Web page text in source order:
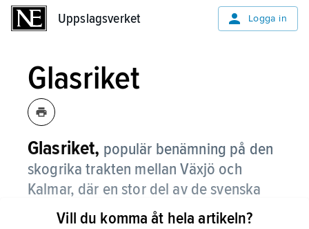
Uppslagsverket Logga in
Glasriket
Glasriket, populär benämning på den
skogrika trakten mellan Växjö och
Kalmar, där en stor del av de svenska
glasbruken uppstod.
Vill du komma åt hela artikeln?